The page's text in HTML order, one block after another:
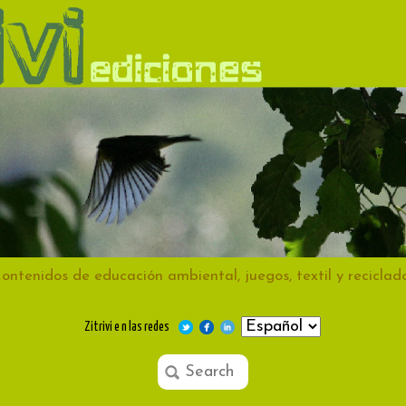
de educación ambiental, juegos, textil y
Zitrivi e n las redes